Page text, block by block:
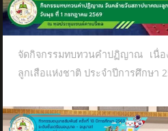
จัดกิจกรรมทบทวนคำปฏิญาณ เนื่
ลูกเสือแห่งชาติ​ ประจำปีการศึกษา